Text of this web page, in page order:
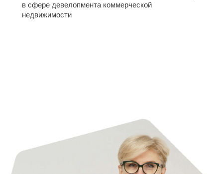
в сфере девелопмента коммерческой
недвижимости